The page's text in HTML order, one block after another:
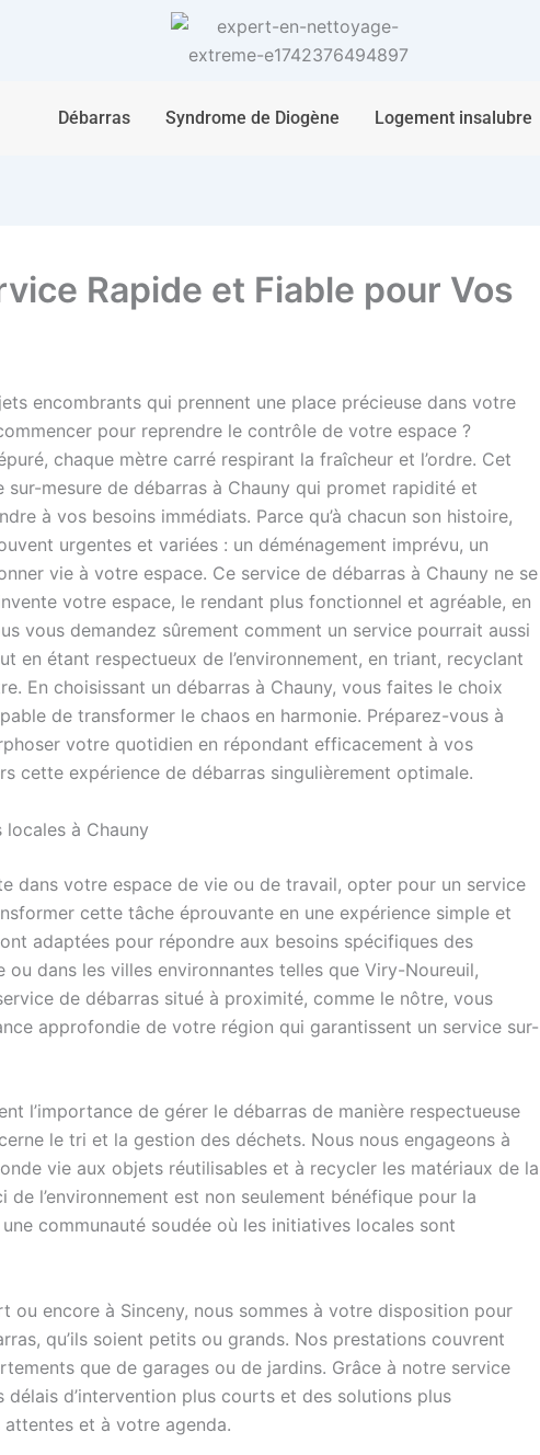
Débarras Syndrome de Diogène Logement insalubre
Rapide et Fiable pour Vos
encombrants qui prennent une place précieuse dans votre
pour reprendre le contrôle de votre espace ?
chaque mètre carré respirant la fraîcheur et l’ordre. Cet
mesure de débarras à Chauny qui promet rapidité et
à vos besoins immédiats. Parce qu’à chacun son histoire,
urgentes et variées : un déménagement imprévu, un
vie à votre espace. Ce service de débarras à Chauny ne se
votre espace, le rendant plus fonctionnel et agréable, en
vous demandez sûrement comment un service pourrait aussi
en étant respectueux de l’environnement, en triant, recyclant
En choisissant un débarras à Chauny, vous faites le choix
de transformer le chaos en harmonie. Préparez-vous à
votre quotidien en répondant efficacement à vos
cette expérience de débarras singulièrement optimale.
à Chauny
dans votre espace de vie ou de travail, opter pour un service
cette tâche éprouvante en une expérience simple et
adaptées pour répondre aux besoins spécifiques des
dans les villes environnantes telles que Viry-Noureuil,
de débarras situé à proximité, comme le nôtre, vous
approfondie de votre région qui garantissent un service sur-
l’importance de gérer le débarras de manière respectueuse
le tri et la gestion des déchets. Nous nous engageons à
vie aux objets réutilisables et à recycler les matériaux de la
l’environnement est non seulement bénéfique pour la
communauté soudée où les initiatives locales sont
ou encore à Sinceny, nous sommes à votre disposition pour
qu’ils soient petits ou grands. Nos prestations couvrent
que de garages ou de jardins. Grâce à notre service
d’intervention plus courts et des solutions plus
et à votre agenda.